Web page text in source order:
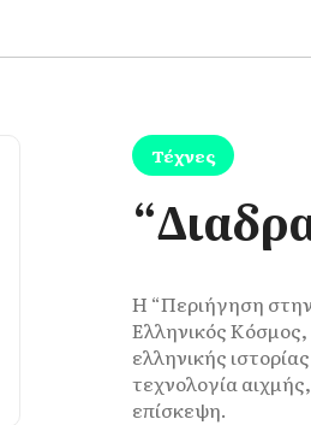
Τέχνες
Η “Περιήγηση
Ελληνικός Κόσμος,
ελληνικής
τεχνολογία
επίσκεψη.